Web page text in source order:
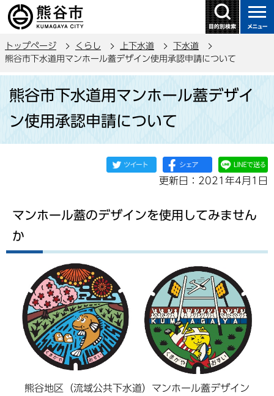
の
ー
す
トップページ くらし 上下水道
下水道
熊谷市下水道用マンホール蓋デザイン使用承認申請について
か
熊谷市下水道用マンホール蓋デザイ
ン使用承認申請について
更新日：2021年4月1日
マンホール蓋のデザインを使用してみません
か
熊谷地区（流域公共下水道）マンホール蓋デザイン